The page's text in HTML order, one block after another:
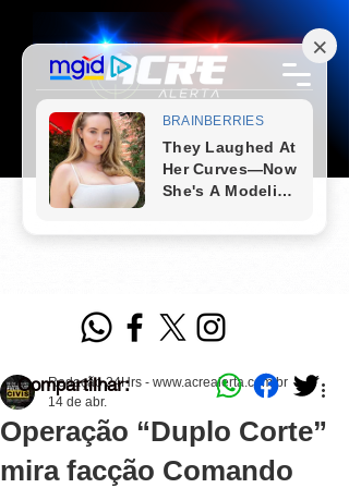
Operação “Duplo Corte”
mira facção Comando
Redação 24Hrs - www.acrealerta.com.br
14 de abr.
Compartilhar: